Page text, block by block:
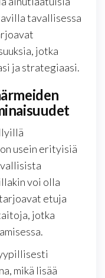
tavallisessa
jotka
ja strategiaasi.
usein erityisiä
voi olla
etuja
jotka
mikä lisää